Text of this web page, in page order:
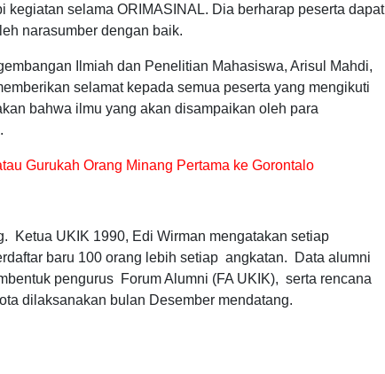
kegiatan selama ORIMASINAL. Dia berharap peserta dapat
narasumber dengan baik.
Ilmiah dan Penelitian Mahasiswa, Arisul Mahdi,
selamat kepada semua peserta yang mengikuti
bahwa ilmu yang akan disampaikan oleh para
Gurukah Orang Minang Pertama ke Gorontalo
Ketua UKIK 1990, Edi Wirman mengatakan setiap
baru 100 orang lebih setiap angkatan. Data alumni
pengurus Forum Alumni (FA UKIK), serta rencana
dilaksanakan bulan Desember mendatang.